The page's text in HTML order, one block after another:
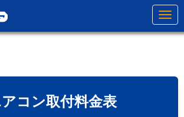
N
a
v
コン取付料金表